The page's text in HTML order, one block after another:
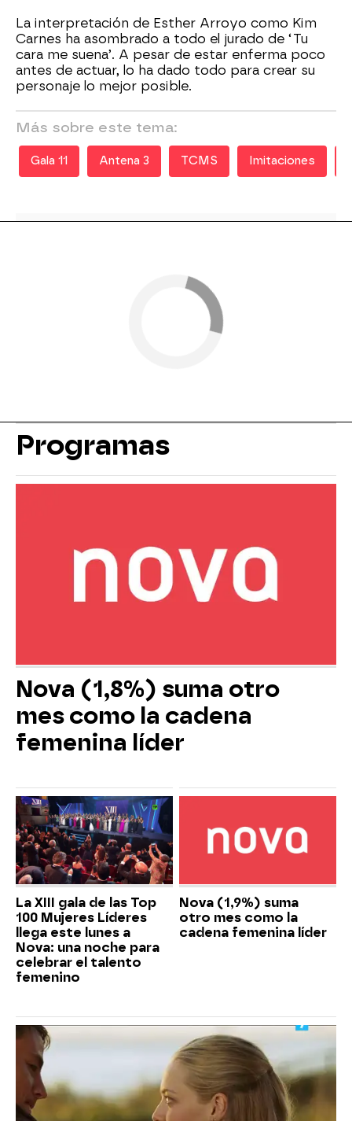
La interpretación de Esther Arroyo como Kim
Carnes ha asombrado a todo el jurado de ‘Tu
cara me suena’. A pesar de estar enferma poco
antes de actuar, lo ha dado todo para crear su
personaje lo mejor posible.
Más sobre este tema:
Gala 11 Antena 3 TCMS Imitaciones
Programas
Nova (1,8%) suma otro
mes como la cadena
femenina líder
La XIII gala de las Top
100 Mujeres Líderes
llega este lunes a
Nova: una noche para
celebrar el talento
femenino
Nova (1,9%) suma
otro mes como la
cadena femenina líder